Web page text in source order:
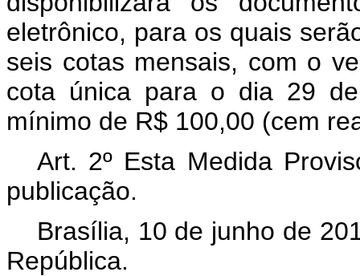
eletrônico, para os quais
seis cotas mensais, com o
cota única para o dia 29
mínimo de R$ 100,00 (cem
Art. 2º Esta Medida
publicação.
Brasília, 10 de junho de
República.